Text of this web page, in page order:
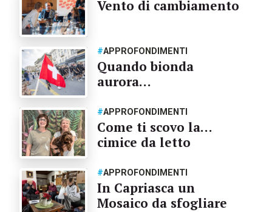
Vento di cambiamento
#APPROFONDIMENTI
Quando bionda
aurora…
#APPROFONDIMENTI
Come ti scovo la…
cimice da letto
#APPROFONDIMENTI
In Capriasca un
Mosaico da sfogliare